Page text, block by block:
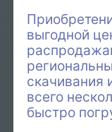
выгодной
скачивания
всего
быстро